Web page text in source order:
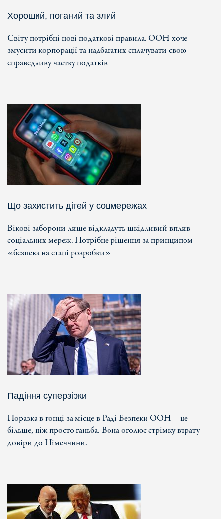
Хороший, поганий та злий
Світу потрібні нові податкові правила. ООН хоче
змусити корпорації та надбагатих сплачувати свою
справедливу частку податків
Що захистить дітей у соцмережах
Вікові заборони лише відкладуть шкідливий вплив
соціальних мереж. Потрібне рішення за принципом
«безпека на етапі розробки»
Падіння суперзірки
Поразка в гонці за місце в Раді Безпеки ООН – це
більше, ніж просто ганьба. Вона оголює стрімку втрату
довіри до Німеччини.